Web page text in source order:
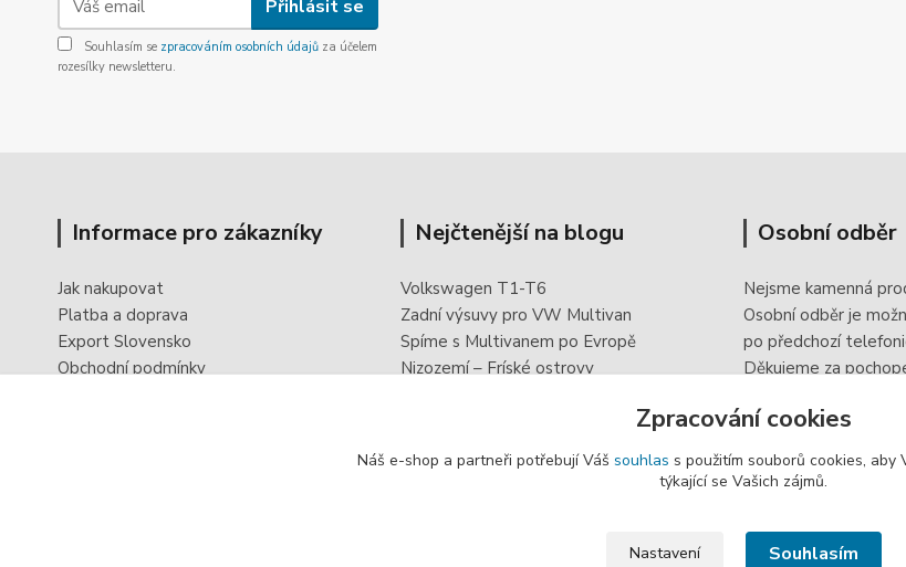
Přihlásit se
Souhlasím se zpracováním osobních údajů za účelem
rozesílky newsletteru.
Informace pro zákazníky
Jak nakupovat
Platba a doprava
Export Slovensko
Obchodní podmínky
Nejčtenější na blogu
Volkswagen T1-T6
Zadní výsuvy pro VW Multivan
Spíme s Multivanem po Evropě
Nizozemí – Fríské ostrovy
Osobní odběr
Nejsme kamenná
Osobní odběr je
po předchozí
Děkujeme za
Zpracování cookies
Náš e-shop a partneři potřebují Váš souhlas s použitím souborů cookies,
týkající se Vašich zájmů.
Nastavení Souhlasím